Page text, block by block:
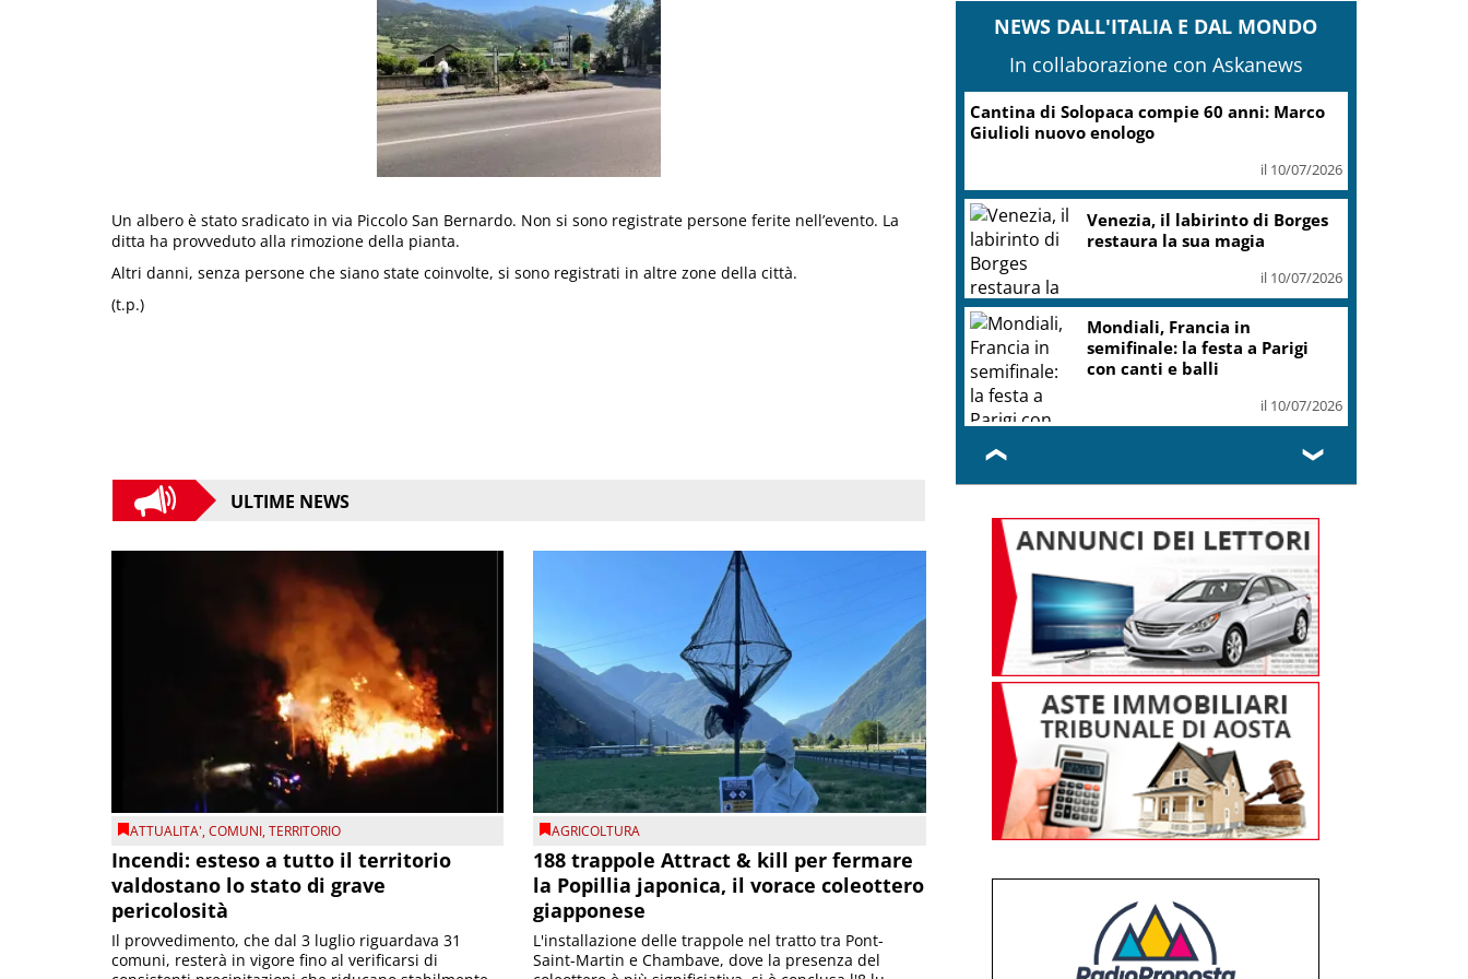
Un albero è stato sradicato in via Piccolo San Bernardo. Non si sono registrate persone ferite nell’evento. La
ditta ha provveduto alla rimozione della pianta.
Altri danni, senza persone che siano state coinvolte, si sono registrati in altre zone della città.
(t.p.)
ULTIME NEWS
ATTUALITA',COMUNI,TERRITORIO
Incendi: esteso a tutto il territorio
valdostano lo stato di grave
pericolosità
Il provvedimento, che dal 3 luglio riguardava 31
comuni, resterà in vigore fino al verificarsi di
AGRICOLTURA
188 trappole Attract & kill per fermare
la Popillia japonica, il vorace coleottero
giapponese
L'installazione delle trappole nel tratto tra Pont-
Saint-Martin e Chambave, dove la presenza del
NEWS DALL'ITALIA E DAL MONDO
In collaborazione con Askanews
Cantina di Solopaca compie 60 anni: Marco
Giulioli nuovo enologo
il 10/07/2026
Venezia, il labirinto di Borges
restaura la sua magia
il 10/07/2026
Mondiali, Francia in
semifinale: la festa a Parigi
con canti e balli
il 10/07/2026
❮ ❯